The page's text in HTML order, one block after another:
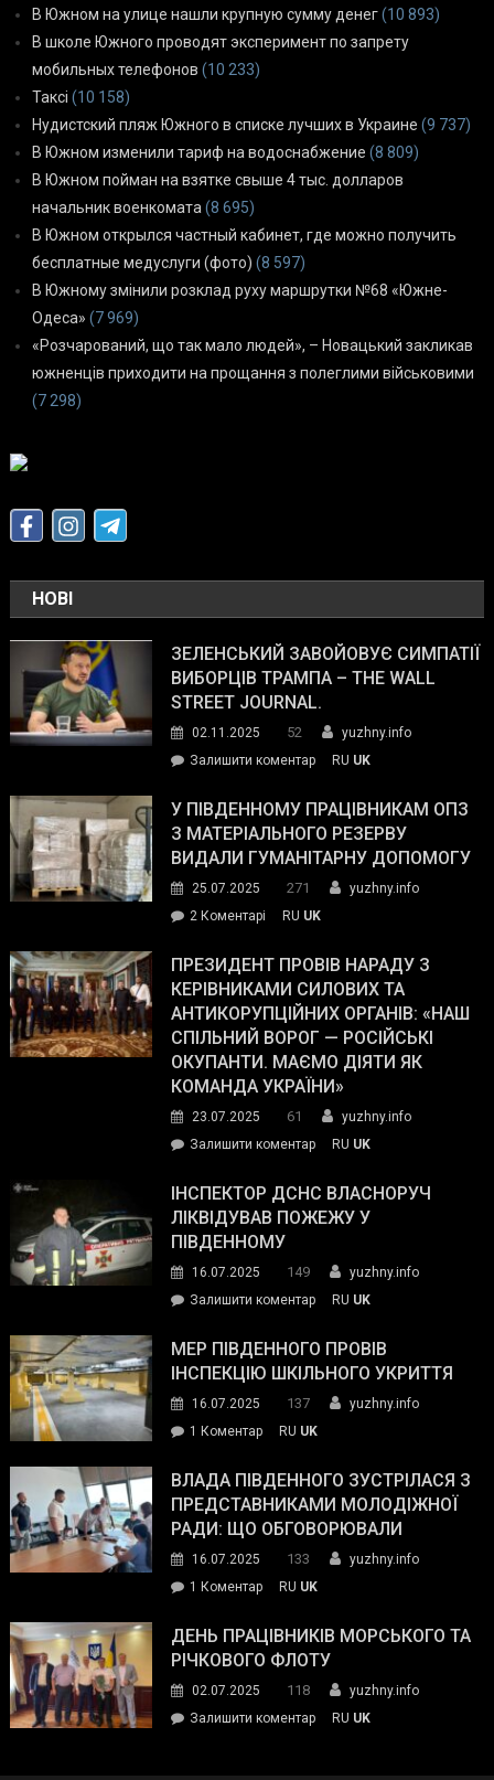
В Южном на улице нашли крупную сумму денег(10 893)
В школе Южного проводят эксперимент по запрету
мобильных телефонов (10 233)
Таксі (10 158)
Нудистский пляж Южного в списке лучших в Украине (9 737)
В Южном изменили тариф на водоснабжение (8 809)
В Южном пойман на взятке свыше 4 тыс. долларов
начальник военкомата (8 695)
В Южном открылся частный кабинет, где можно получить
бесплатные медуслуги (фото) (8 597)
В Южному змінили розклад руху маршрутки №68 «Южне-
Одеса» (7 969)
«Розчарований, що так мало людей», – Новацький закликав
южненців приходити на прощання з полеглими військовими
(7 298)
НОВІ
ЗЕЛЕНСЬКИЙ ЗАВОЙОВУЄ СИМПАТІЇ
ВИБОРЦІВ ТРАМПА – THE WALL
STREET JOURNAL.
02.11.2025 52
yuzhny.info
Залишити коментарon
завойовує
симпатії
виборців
The
Street
Journal.
RU UK
У ПІВДЕННОМУ ПРАЦІВНИКАМ ОПЗ
З МАТЕРІАЛЬНОГО РЕЗЕРВУ
ВИДАЛИ ГУМАНІТАРНУ ДОПОМОГУ
25.07.2025 271
yuzhny.info
2 Коментарі
Південному
працівникам
ОПЗ
з
матеріального
резерву
гуманітарну
допомогу
RU UK
ПРЕЗИДЕНТ ПРОВІВ НАРАДУ З
КЕРІВНИКАМИ СИЛОВИХ ТА
АНТИКОРУПЦІЙНИХ ОРГАНІВ: «НАШ
СПІЛЬНИЙ ВОРОГ — РОСІЙСЬКІ
ОКУПАНТИ. МАЄМО ДІЯТИ ЯК
КОМАНДА УКРАЇНИ»
23.07.2025 61
yuzhny.info
Залишити коментарon
провів
нараду
силових
та
органів:
«Наш
спільний
окупанти.
Маємо
діяти
команда
RU UK
ІНСПЕКТОР ДСНС ВЛАСНОРУЧ
ЛІКВІДУВАВ ПОЖЕЖУ У
ПІВДЕННОМУ
16.07.2025 149
yuzhny.info
Залишити коментарon
ДСНС
власноруч
пожежу
у
RU UK
МЕР ПІВДЕННОГО ПРОВІВ
ІНСПЕКЦІЮ ШКІЛЬНОГО УКРИТТЯ
16.07.2025 137
yuzhny.info
1 Коментардо
Південного
провів
інспекцію
укриття
RU UK
ВЛАДА ПІВДЕННОГО ЗУСТРІЛАСЯ З
ПРЕДСТАВНИКАМИ МОЛОДІЖНОЇ
РАДИ: ЩО ОБГОВОРЮВАЛИ
16.07.2025 133
yuzhny.info
1 Коментардо
Південного
зустрілася
представниками
молодіжної
RU UK
ДЕНЬ ПРАЦІВНИКІВ МОРСЬКОГО ТА
РІЧКОВОГО ФЛОТУ
02.07.2025 118
yuzhny.info
Залишити коментарon
RU UK